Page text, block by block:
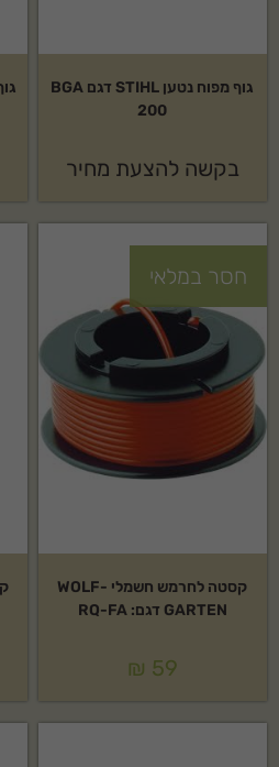
גוף מפוח נטען STIHL דגם BGA
200
בקשה להצעת מחיר
חסר במלאי
קסטה לחרמש חשמלי WOLF-
GARTEN דגם: RQ-FA
₪ 59